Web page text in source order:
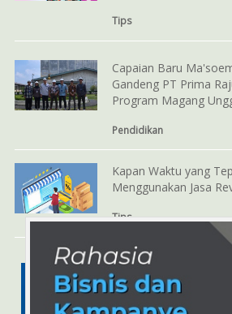
Tips
Capaian Baru
Gandeng PT Prima
Program Magang
Pendidikan
Kapan Waktu yang
Menggunakan Jasa
Tips